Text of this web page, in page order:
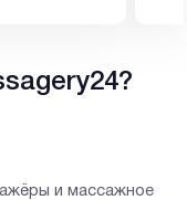
и массажное